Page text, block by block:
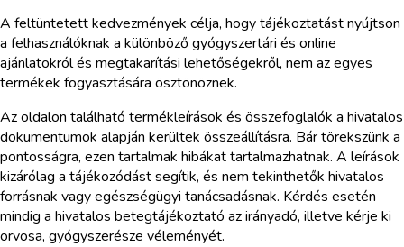
A feltüntetett kedvezmények célja, hogy tájékoztatást nyújtson
a felhasználóknak a különböző gyógyszertári és online
ajánlatokról és megtakarítási lehetőségekről, nem az egyes
termékek fogyasztására ösztönöznek.
Az oldalon található termékleírások és összefoglalók a hivatalos
dokumentumok alapján kerültek összeállításra. Bár törekszünk a
pontosságra, ezen tartalmak hibákat tartalmazhatnak. A leírások
kizárólag a tájékozódást segítik, és nem tekinthetők hivatalos
forrásnak vagy egészségügyi tanácsadásnak. Kérdés esetén
mindig a hivatalos betegtájékoztató az irányadó, illetve kérje ki
orvosa, gyógyszerésze véleményét.